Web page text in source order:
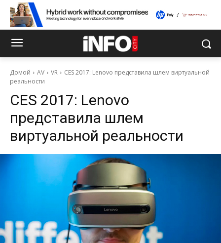
Домой AV VR
CES 2017: Lenovo представила шлем виртуальной
реальности
CES 2017: Lenovo
представила шлем
виртуальной реальности